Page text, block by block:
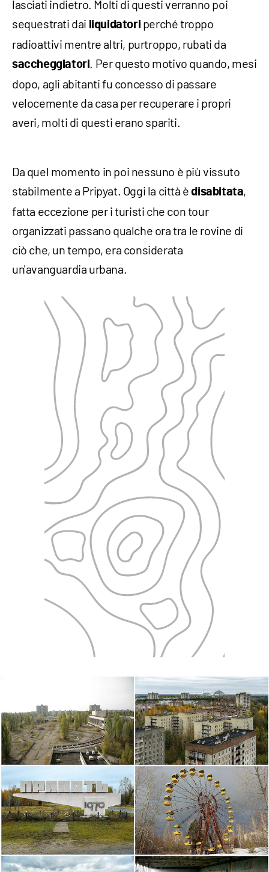
lasciati indietro. Molti di questi verranno poi
sequestrati dai liquidatori perché troppo
radioattivi mentre altri, purtroppo, rubati da
saccheggiatori. Per questo motivo quando, mesi
dopo, agli abitanti fu concesso di passare
velocemente da casa per recuperare i propri
averi, molti di questi erano spariti.
Da quel momento in poi nessuno è più vissuto
stabilmente a Pripyat. Oggi la città èdisabitata,
fatta eccezione per i turisti che con tour
organizzati passano qualche ora tra le rovine di
ciò che, un tempo, era considerata
un'avanguardia urbana.